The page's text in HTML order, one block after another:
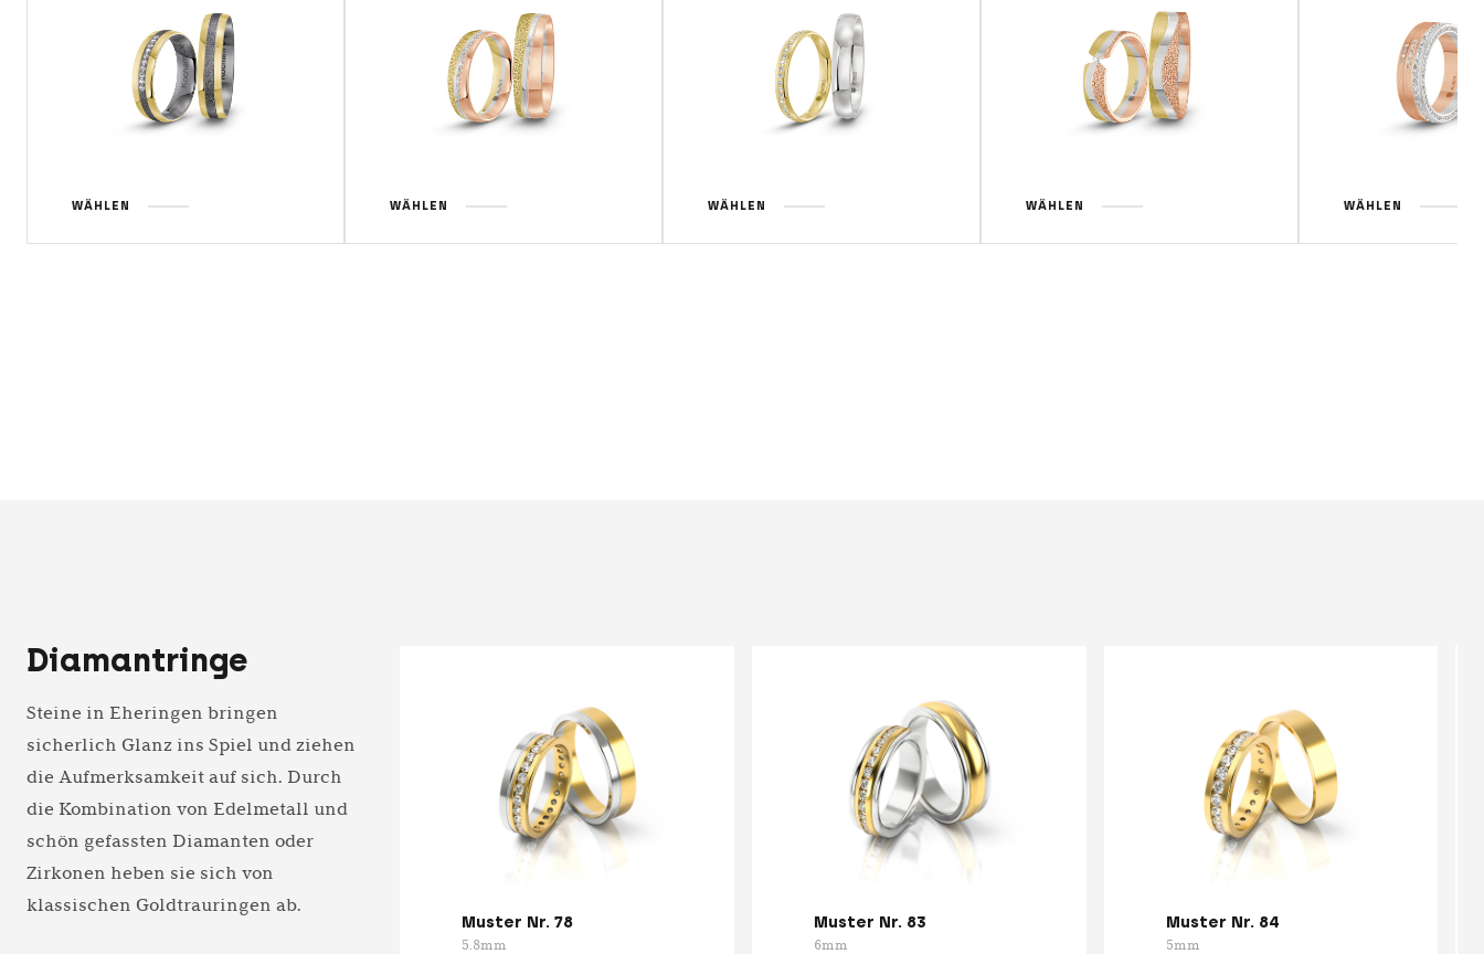
WÄHLEN WÄHLEN WÄHLEN WÄHLEN WÄHLEN
Diamantringe
Steine in Eheringen bringen
sicherlich Glanz ins Spiel und ziehen
die Aufmerksamkeit auf sich. Durch
die Kombination von Edelmetall und
schön gefassten Diamanten oder
Zirkonen heben sie sich von
klassischen Goldtrauringen ab.
Muster Nr. 78
5.8mm
Muster Nr. 83
6mm
Muster Nr. 84
5mm